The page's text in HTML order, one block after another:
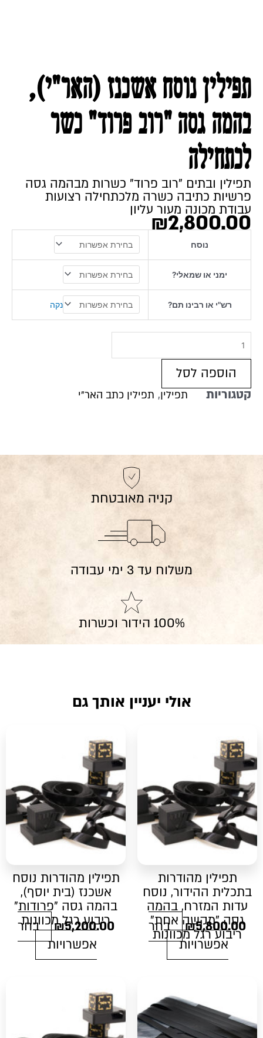
תפילין נוסח אשכנז (האר"י),
בהמה גסה "רוב פרוד" כשר
לכתחילה
תפילין ובתים "רוב פרוד" כשרות מבהמה גסה
פרשיות כתיבה כשרה מלכתחילה רצועות
עבודת מכונה מעור עליון
₪2,800.00
נוסח
ימני או שמאלי?
רש"י או רבינו תם? נקה
תפילין
לכתחילה
הוספה לסל
קטגוריות תפילין, תפילין כתב האר"י
קניה מאובטחת
משלוח עד 3 ימי עבודה
100% הידור וכשרות
אולי יעניין אותך גם
תפילין מהודרות
בתכלית ההידור, נוסח
עדות המזרח, בהמה
גסה "מקשה אחת"
ריבוע רגל מכוונות
₪5,800.00
בחר
אפשרויות
סוגים.
ניתן
לבחור
את
האפשרויות
בעמוד
תפילין מהודרות נוסח
אשכנז (בית יוסף),
בהמה גסה "פרודות"
ריבוע רגל מכוונות
₪5,200.00
בחר
אפשרויות
סוגים.
ניתן
לבחור
את
בעמוד